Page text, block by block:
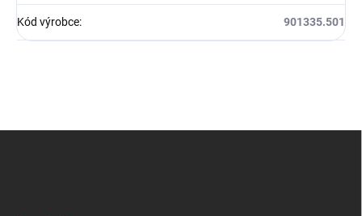
Kód výrobce: 901335.501